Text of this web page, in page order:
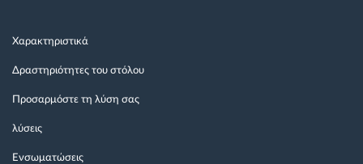
Χαρακτηριστικά
Δραστηριότητες του στόλου
Προσαρμόστε τη λύση σας
λύσεις
Ενσωματώσεις